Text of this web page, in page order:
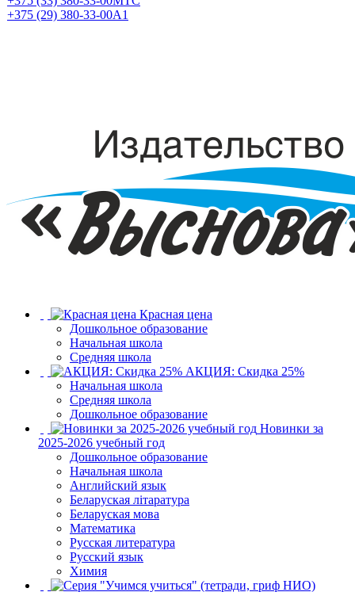
+375 (29) 380-33-00А1
Красная цена
Дошкольное образование
Начальная школа
Средняя школа
АКЦИЯ: Скидка 25%
Начальная школа
Средняя школа
Дошкольное образование
Новинки за
2025-2026 учебный год
Дошкольное образование
Начальная школа
Английский язык
Беларуская літаратура
Беларуская мова
Математика
Русская литература
Русский язык
Химия